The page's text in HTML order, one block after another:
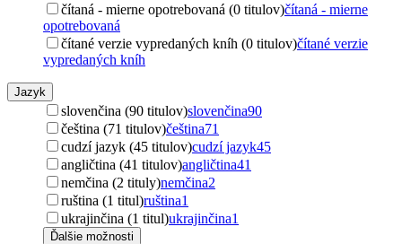
čítaná - mierne opotrebovaná (0 titulov)čítaná - mierne
opotrebovaná
čítané verzie vypredaných kníh (0 titulov)čítané verzie
vypredaných kníh
Jazyk
slovenčina (90 titulov)slovenčina90
čeština (71 titulov)čeština71
cudzí jazyk (45 titulov)cudzí jazyk45
angličtina (41 titulov)angličtina41
nemčina (2 tituly)nemčina2
ruština (1 titul)ruština1
ukrajinčina (1 titul)ukrajinčina1
Ďalšie možnosti